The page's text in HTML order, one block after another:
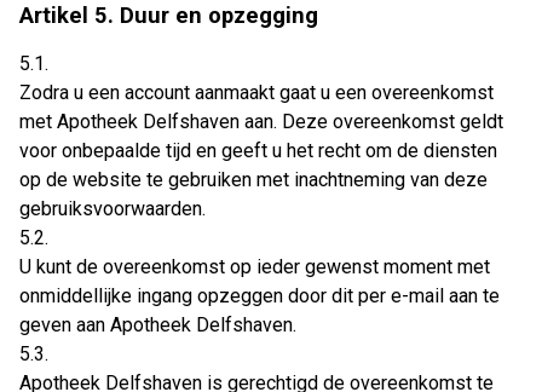
Artikel 5. Duur en opzegging
5.1.
Zodra u een account aanmaakt gaat u een overeenkomst
met Apotheek Delfshaven aan. Deze overeenkomst geldt
voor onbepaalde tijd en geeft u het recht om de diensten
op de website te gebruiken met inachtneming van deze
gebruiksvoorwaarden.
5.2.
U kunt de overeenkomst op ieder gewenst moment met
onmiddellijke ingang opzeggen door dit per e-mail aan te
geven aan Apotheek Delfshaven.
5.3.
Apotheek Delfshaven is gerechtigd de overeenkomst te